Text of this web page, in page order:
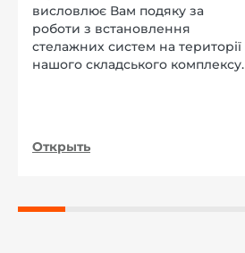
висловлює Вам подяку за
роботи з встановлення
стелажних систем на території
нашого складського комплексу.
Открыть